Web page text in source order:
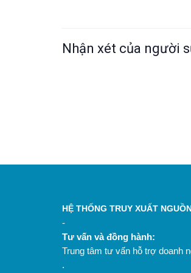
Nhận xét của người
HỆ THỐNG TRUY XUẤT
-
Tư vấn và đồng hành:
Trung tâm tư vấn hỗ trợ doanh
.